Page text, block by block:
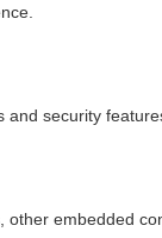
security
embedded